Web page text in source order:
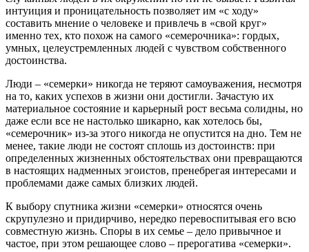
интуиция и проницательность позволяет им «с ходу»
составить мнение о человеке и привлечь в «свой круг»
именно тех, кто похож на самого «семерочника»: гордых,
умных, целеустремленных людей с чувством собственного
достоинства.
Люди – «семерки» никогда не теряют самоуважения, несмотря
на то, каких успехов в жизни они достигли. Зачастую их
материальное состояние и карьерный рост весьма солидны, но
даже если все не настолько шикарно, как хотелось бы,
«семерочник» из-за этого никогда не опустится на дно. Тем не
менее, такие люди не состоят сплошь из достоинств: при
определенных жизненных обстоятельствах они превращаются
в настоящих надменных эгоистов, пренебрегая интересами и
проблемами даже самых близких людей.
К выбору спутника жизни «семерки» относятся очень
скрупулезно и придирчиво, нередко перевоспитывая его всю
совместную жизнь. Споры в их семье – дело привычное и
частое, при этом решающее слово – прерогатива «семерки».